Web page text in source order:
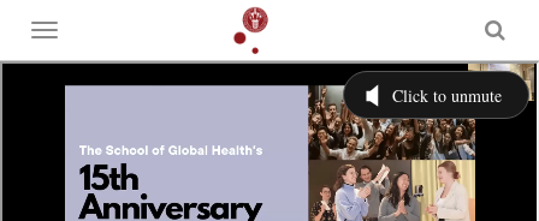
Toggle
menu